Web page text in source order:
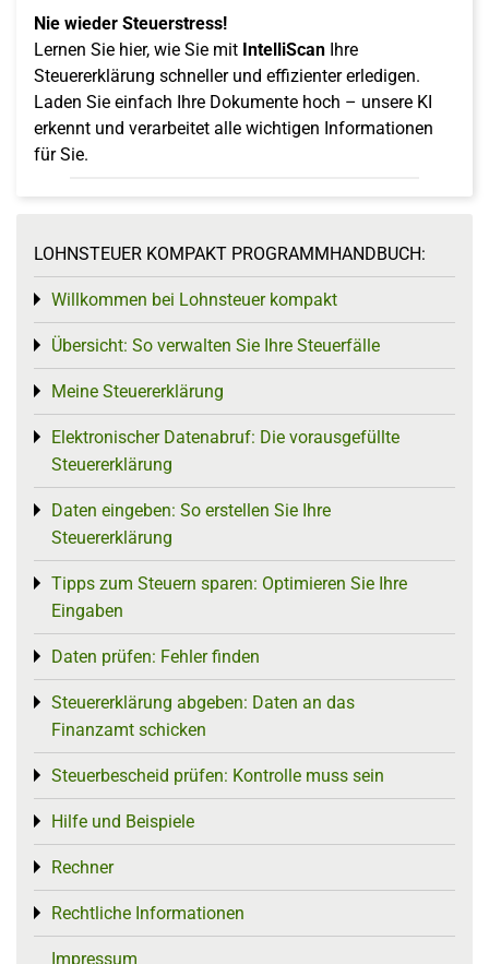
Nie wieder Steuerstress!
Lernen Sie hier, wie Sie mit IntelliScan Ihre
Steuererklärung schneller und effizienter erledigen.
Laden Sie einfach Ihre Dokumente hoch – unsere KI
erkennt und verarbeitet alle wichtigen Informationen
für Sie.
LOHNSTEUER KOMPAKT PROGRAMMHANDBUCH:
Willkommen bei Lohnsteuer kompakt
Toggle menu
Übersicht: So verwalten Sie Ihre Steuerfälle
Toggle menu
Meine Steuererklärung
Toggle menu
Elektronischer Datenabruf: Die vorausgefüllte
Steuererklärung
Toggle menu
Daten eingeben: So erstellen Sie Ihre
Steuererklärung
Toggle menu
Tipps zum Steuern sparen: Optimieren Sie Ihre
Eingaben
Toggle menu
Daten prüfen: Fehler finden
Toggle menu
Steuererklärung abgeben: Daten an das
Finanzamt schicken
Toggle menu
Steuerbescheid prüfen: Kontrolle muss sein
Toggle menu
Hilfe und Beispiele
Toggle menu
Rechner
Toggle menu
Rechtliche Informationen
Toggle menu
Impressum